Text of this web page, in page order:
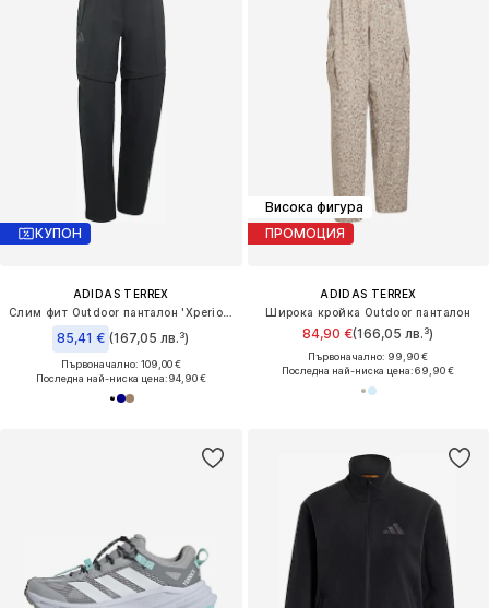
КУПОН
ADIDAS TERREX
85,41 € (167,05 лв.³)
Първоначално: 109,00 €
Последна най-ниска цена:94,90 €
Висока фигура
ПРОМОЦИЯ
ADIDAS TERREX
Широка кройка Outdoor панталон
84,90 €(166,05 лв.³)
Първоначално: 99,90 €
Последна най-ниска цена:69,90 €